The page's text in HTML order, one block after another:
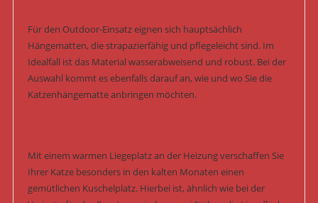
Für den Outdoor-Einsatz eignen sich hauptsächlich
Hängematten, die strapazierfähig und pflegeleicht sind. Im
Idealfall ist das Material wasserabweisend und robust. Bei der
Auswahl kommt es ebenfalls darauf an, wie und wo Sie die
Katzenhängematte anbringen möchten.
Mit einem warmen Liegeplatz an der Heizung verschaffen Sie
Ihrer Katze besonders in den kalten Monaten einen
gemütlichen Kuschelplatz. Hierbei ist, ähnlich wie bei der